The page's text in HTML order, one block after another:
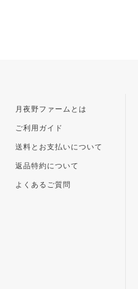
月夜野ファームとは
ご利用ガイド
送料とお支払いについて
返品特約について
よくあるご質問